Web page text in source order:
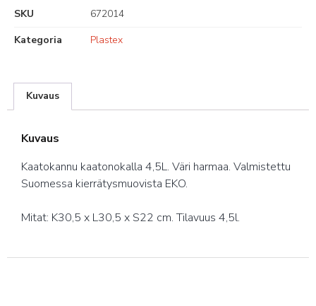
SKU
672014
Kategoria
Plastex
Kuvaus
Kuvaus
Kaatokannu kaatonokalla 4,5L. Väri harmaa. Valmistettu
Suomessa kierrätysmuovista EKO.
Mitat: K30,5 x L30,5 x S22 cm. Tilavuus 4,5l.